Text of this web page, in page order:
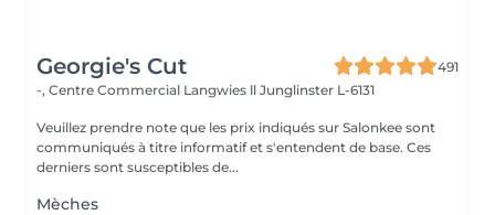
Georgie's Cut
491
-, Centre Commercial Langwies ll Junglinster L-6131
Veuillez prendre note que les prix indiqués sur Salonkee sont
communiqués à titre informatif et s'entendent de base. Ces
derniers sont susceptibles de...
Mèches